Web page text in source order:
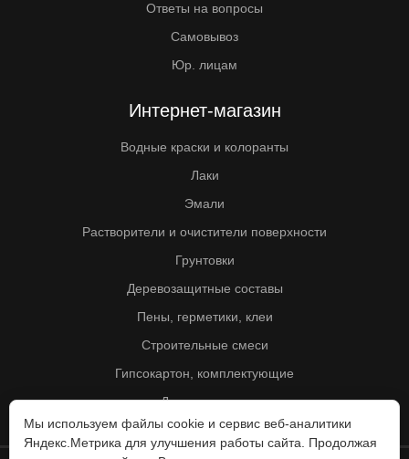
Ответы на вопросы
Самовывоз
Юр. лицам
Интернет-магазин
Водные краски и колоранты
Лаки
Эмали
Растворители и очистители поверхности
Грунтовки
Деревозащитные составы
Пены, герметики, клеи
Строительные смеси
Гипсокартон, комплектующие
Другие товары
Мы используем файлы cookie и сервис веб-аналитики
Яндекс.Метрика для улучшения работы сайта. Продолжая